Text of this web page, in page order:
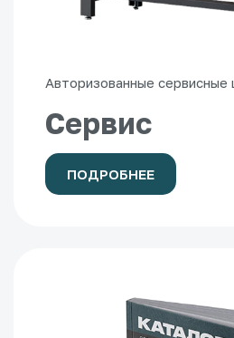
Авторизованные сервисные
Сервис
ПОДРОБНЕЕ